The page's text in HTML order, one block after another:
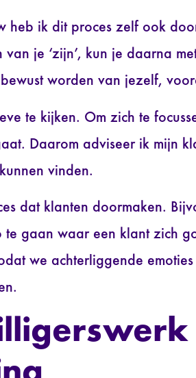
heb ik dit proces zelf ook
je ‘zijn’, kun je daarna
worden van jezelf,
te kijken. Om zich te
Daarom adviseer ik mijn
vinden.
dat klanten doormaken.
te gaan waar een klant zich
we achterliggende